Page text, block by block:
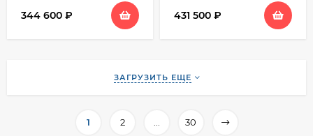
344 600 ₽ 431 500 ₽
ЗАГРУЗИТЬ ЕЩЕ
1 2 30